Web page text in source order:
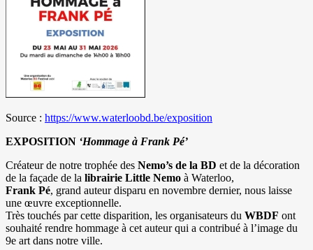
Source : https://www.waterloobd.be/exposition
EXPOSITION ‘Hommage à Frank Pé’
Créateur de notre trophée des Nemo’s de la BD et de la décoration
de la façade de la librairie Little Nemo à Waterloo,
Frank Pé, grand auteur disparu en novembre dernier, nous laisse
une œuvre exceptionnelle.
Très touchés par cette disparition, les organisateurs du WBDF ont
souhaité rendre hommage à cet auteur qui a contribué à l’image du
9e art dans notre ville.